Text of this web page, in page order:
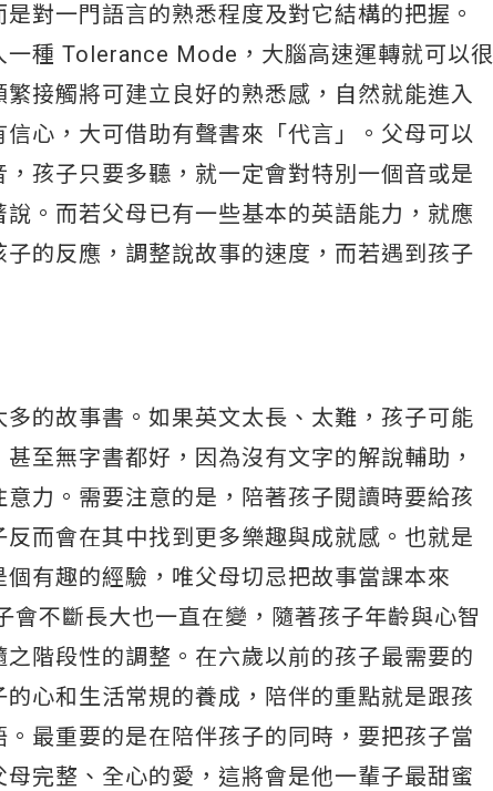
對一門語言的熟悉程度及對它結構的把握。
種 Tolerance Mode，大腦高速運轉就可以很
接觸將可建立良好的熟悉感，自然就能進入
心，大可借助有聲書來「代言」。父母可以
孩子只要多聽，就一定會對特別一個音或是
。而若父母已有一些基本的英語能力，就應
的反應，調整說故事的速度，而若遇到孩子
的故事書。如果英文太長、太難，孩子可能
至無字書都好，因為沒有文字的解說輔助，
力。需要注意的是，陪著孩子閱讀時要給孩
而會在其中找到更多樂趣與成就感。也就是
有趣的經驗，唯父母切忌把故事當課本來
不斷長大也一直在變，隨著孩子年齡與心智
階段性的調整。在六歲以前的孩子最需要的
心和生活常規的養成，陪伴的重點就是跟孩
最重要的是在陪伴孩子的同時，要把孩子當
完整、全心的愛，這將會是他一輩子最甜蜜